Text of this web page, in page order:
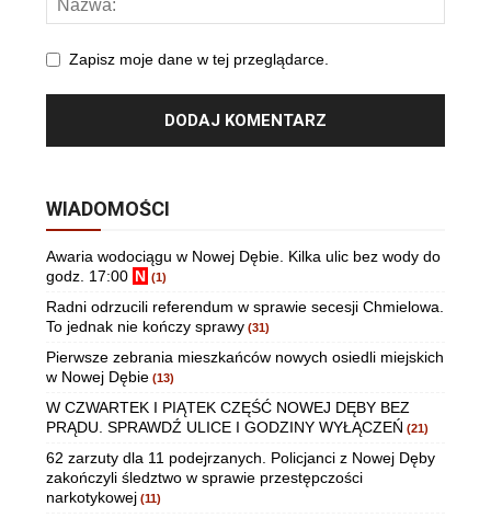
Zapisz moje dane w tej przeglądarce.
WIADOMOŚCI
Awaria wodociągu w Nowej Dębie. Kilka ulic bez wody do
godz. 17:00 N (1)
Radni odrzucili referendum w sprawie secesji Chmielowa.
To jednak nie kończy sprawy (31)
Pierwsze zebrania mieszkańców nowych osiedli miejskich
w Nowej Dębie (13)
W CZWARTEK I PIĄTEK CZĘŚĆ NOWEJ DĘBY BEZ
PRĄDU. SPRAWDŹ ULICE I GODZINY WYŁĄCZEŃ (21)
62 zarzuty dla 11 podejrzanych. Policjanci z Nowej Dęby
zakończyli śledztwo w sprawie przestępczości
narkotykowej (11)